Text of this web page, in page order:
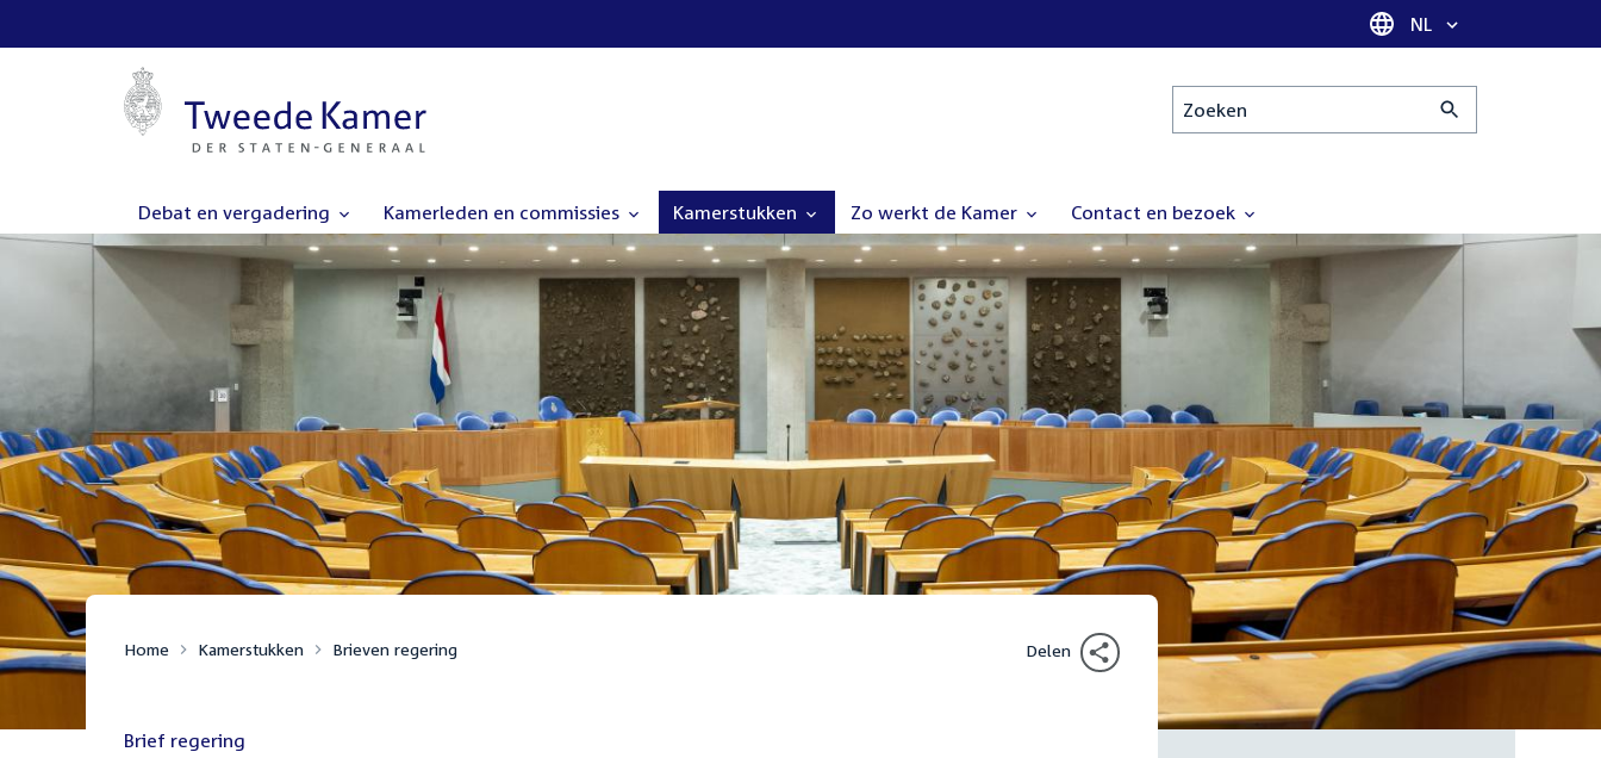
Taal selectie
NL
Zoeken
Debat en vergadering Kamerleden en commissies Kamerstukken Zo werkt de Kamer Contact en bezoek
Home Kamerstukken Brieven regering Delen
Brief regering